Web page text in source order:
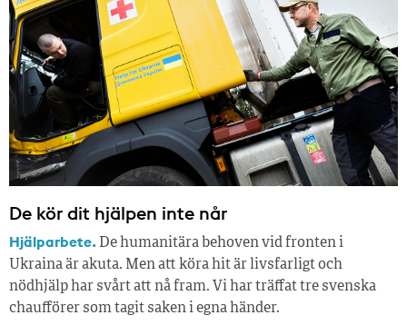
De kör dit hjälpen inte når
Hjälparbete. De humanitära behoven vid fronten i
Ukraina är akuta. Men att köra hit är livsfarligt och
nödhjälp har svårt att nå fram. Vi har träffat tre svenska
chaufförer som tagit saken i egna händer.